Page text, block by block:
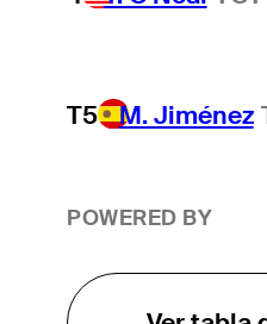
T5 M. Jiménez
POWERED BY